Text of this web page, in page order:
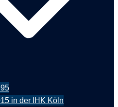
in der IHK Köln